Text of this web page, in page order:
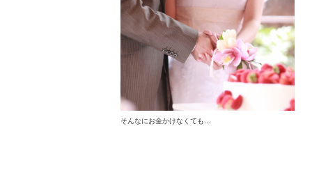
そんなにお金かけなくても…